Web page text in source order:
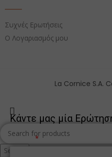
Συχνές Ερωτήσεις
Ο Λογαριασμός μου
La Cornice S.A.
Search
Κάντε μας μία
Όνομα